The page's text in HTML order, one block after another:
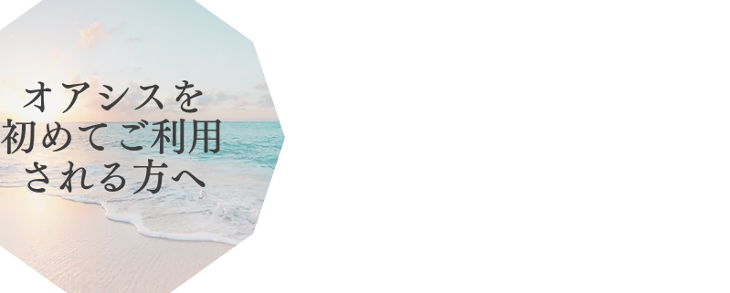
オアシスを
​初めてご利用
される方へ